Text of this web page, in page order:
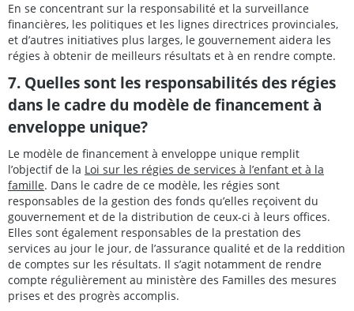
En se concentrant sur la responsabilité et la surveillance
financières, les politiques et les lignes directrices provinciales,
et d’autres initiatives plus larges, le gouvernement aidera les
régies à obtenir de meilleurs résultats et à en rendre compte.
7. Quelles sont les responsabilités des régies
dans le cadre du modèle de financement à
enveloppe unique?
Le modèle de financement à enveloppe unique remplit
l’objectif de la Loi sur les régies de services à l’enfant et à la
famille. Dans le cadre de ce modèle, les régies sont
responsables de la gestion des fonds qu’elles reçoivent du
gouvernement et de la distribution de ceux-ci à leurs offices.
Elles sont également responsables de la prestation des
services au jour le jour, de l’assurance qualité et de la reddition
de comptes sur les résultats. Il s’agit notamment de rendre
compte régulièrement au ministère des Familles des mesures
prises et des progrès accomplis.